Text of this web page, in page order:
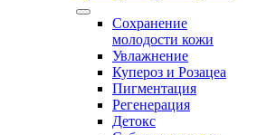
Сохранение
молодости кожи
Увлажнение
Купероз и Розацеа
Пигментация
Регенерация
Детокс